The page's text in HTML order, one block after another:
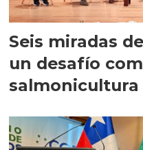
Seis miradas
un desafío
salmonicultura